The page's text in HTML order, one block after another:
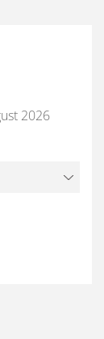
2026